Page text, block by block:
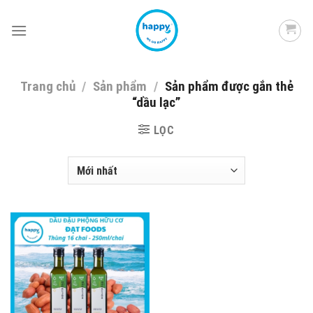
Trang chủ / Sản phẩm / Sản phẩm được gắn thẻ
“dầu lạc”
LỌC